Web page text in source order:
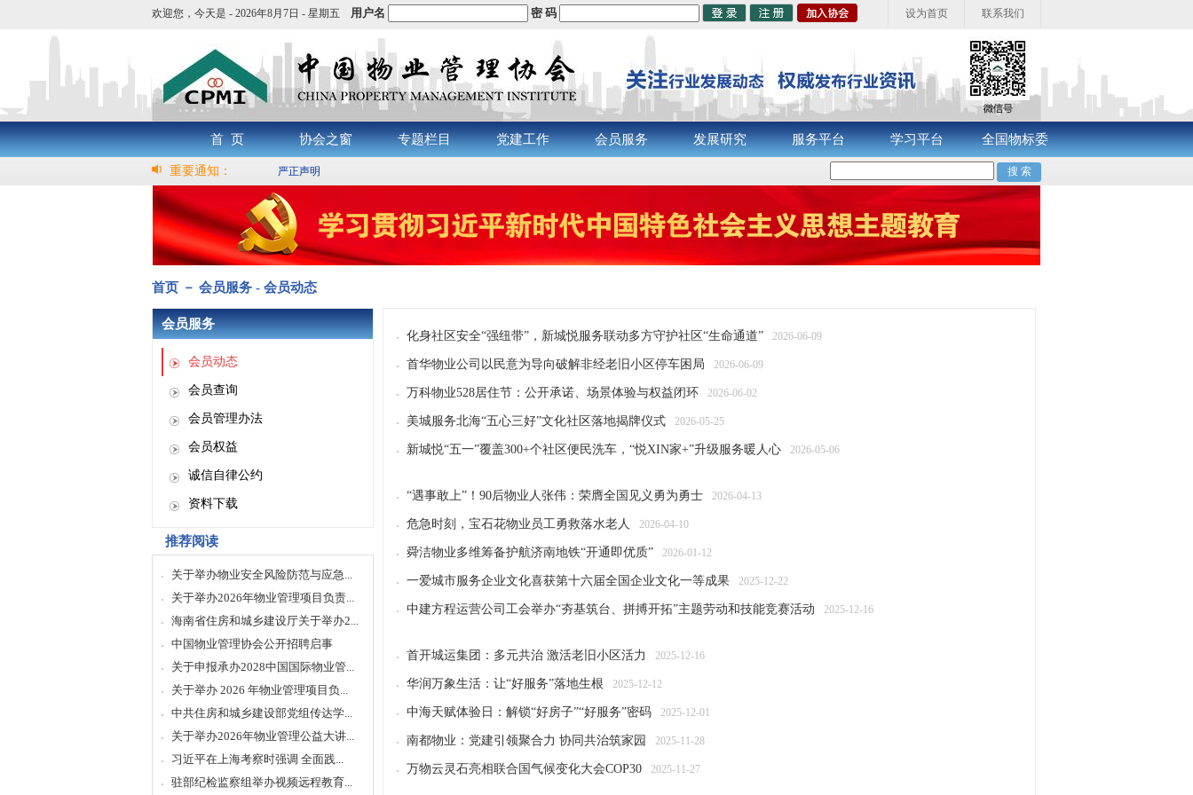
欢迎您， 今天是 - 2026年8月7日 - 星期五 用户名 密 码 联系我们
设为首页
首 页 协会之窗 专题栏目 党建工作 会员服务 发展研究 服务平台 学习平台 全国物标委
重要通知： 严正声明
首页 － 会员服务 - 会员动态
会员服务
会员动态
会员查询
会员管理办法
会员权益
诚信自律公约
资料下载
推荐阅读
关于举办物业安全风险防范与应急...
关于举办2026年物业管理项目负责...
海南省住房和城乡建设厅关于举办2...
中国物业管理协会公开招聘启事
关于申报承办2028中国国际物业管...
关于举办 2026 年物业管理项目负...
中共住房和城乡建设部党组传达学...
关于举办2026年物业管理公益大讲...
习近平在上海考察时强调 全面践...
驻部纪检监察组举办视频远程教育...
化身社区安全“强纽带”，新城悦服务联动多方守护社区“生命通道” 2026-06-09
首华物业公司以民意为导向破解非经老旧小区停车困局 2026-06-09
万科物业528居住节：公开承诺、场景体验与权益闭环 2026-06-02
美城服务北海“五心三好”文化社区落地揭牌仪式 2026-05-25
新城悦“五一”覆盖300+个社区便民洗车，“悦XIN家+”升级服务暖人心 2026-05-06
“遇事敢上”！90后物业人张伟：荣膺全国见义勇为勇士 2026-04-13
危急时刻，宝石花物业员工勇救落水老人 2026-04-10
舜洁物业多维筹备护航济南地铁“开通即优质” 2026-01-12
一爱城市服务企业文化喜获第十六届全国企业文化一等成果 2025-12-22
中建方程运营公司工会举办“夯基筑台、拼搏开拓”主题劳动和技能竞赛活动 2025-12-16
首开城运集团：多元共治 激活老旧小区活力 2025-12-16
华润万象生活：让“好服务”落地生根 2025-12-12
中海天赋体验日：解锁“好房子”“好服务”密码 2025-12-01
南都物业：党建引领聚合力 协同共治筑家园 2025-11-28
万物云灵石亮相联合国气候变化大会COP30 2025-11-27